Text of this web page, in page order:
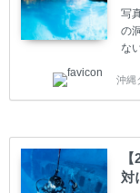
体)
容
写
の
な
や
ス
ダ
う
の
沖縄
対